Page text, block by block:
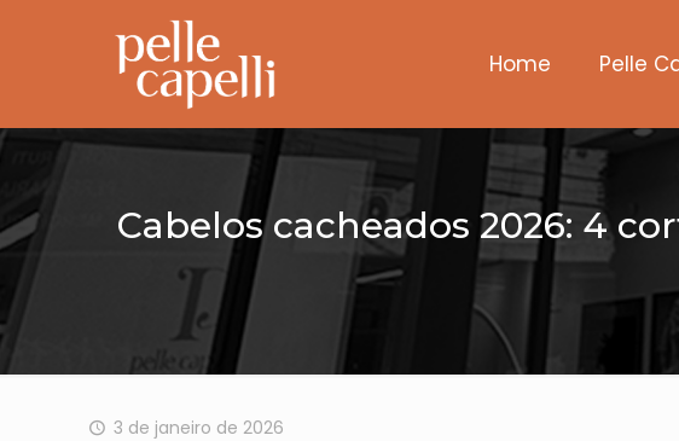
Home Pelle
Cabelos cacheados 2026: 4
3 de janeiro de 2026